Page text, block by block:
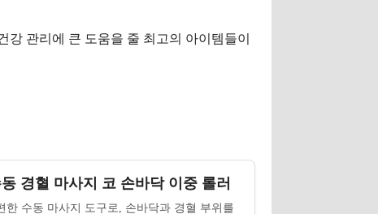
관리에 큰 도움을 줄 최고의 아이템들이
경혈 마사지 코 손바닥 이중 롤러
한 수동 마사지 도구로, 손바닥과 경혈 부위를